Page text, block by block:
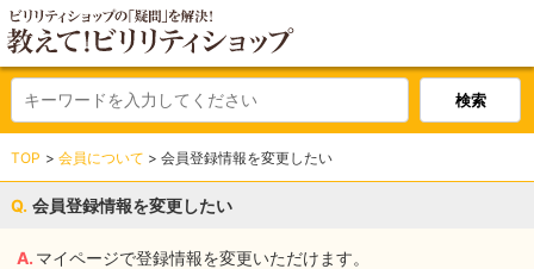
TOP 会員について 会員登録情報を変更したい
会員登録情報を変更したい
マイページで登録情報を変更いただけます。